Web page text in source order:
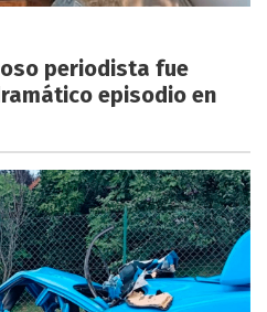
periodista fue
episodio en